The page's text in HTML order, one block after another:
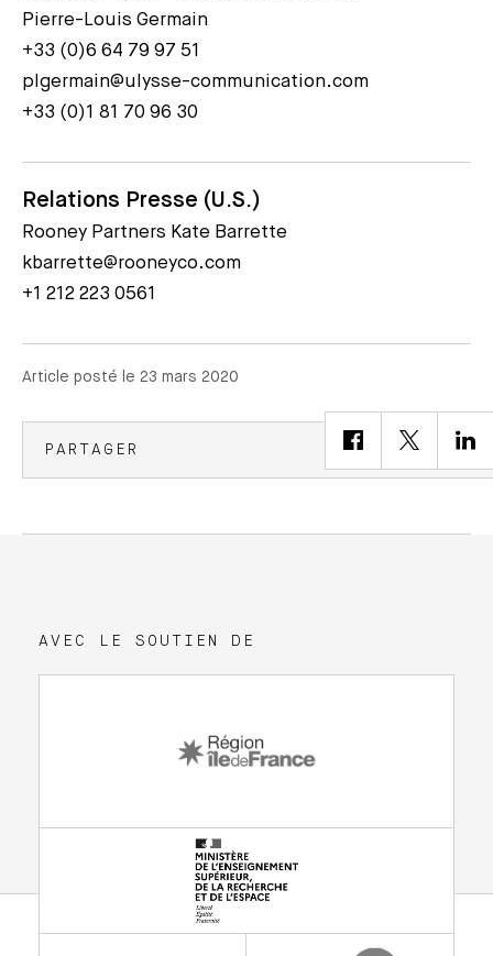
Pierre-Louis Germain
+33 (0)6 64 79 97 51
plgermain@ulysse-communication.com
+33 (0)1 81 70 96 30
Relations Presse (U.S.)
Rooney Partners Kate Barrette
kbarrette@rooneyco.com
+1 212 223 0561
Article posté le 23 mars 2020
PARTAGER
AVEC LE SOUTIEN DE